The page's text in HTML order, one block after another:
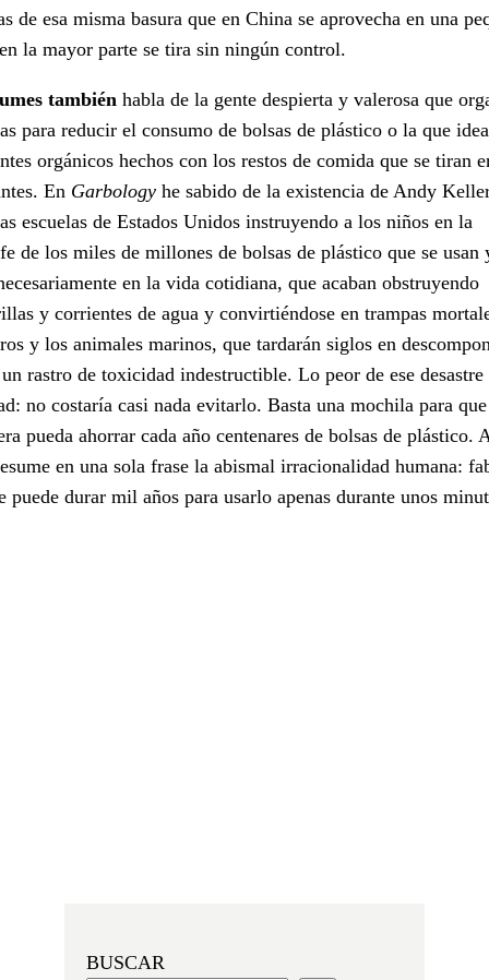
de esa misma basura que en China se aprovecha en una
la mayor parte se tira sin ningún control.
también habla de la gente despierta y valerosa que
para reducir el consumo de bolsas de plástico o la que idea
orgánicos hechos con los restos de comida que se tiran
En Garbology he sabido de la existencia de Andy
escuelas de Estados Unidos instruyendo a los niños en la
de los miles de millones de bolsas de plástico que se usan
en la vida cotidiana, que acaban obstruyendo
y corrientes de agua y convirtiéndose en trampas
y los animales marinos, que tardarán siglos en
rastro de toxicidad indestructible. Lo peor de ese desastre
no costaría casi nada evitarlo. Basta una mochila para que
pueda ahorrar cada año centenares de bolsas de plástico.
en una sola frase la abismal irracionalidad humana:
puede durar mil años para usarlo apenas durante unos
BUSCAR